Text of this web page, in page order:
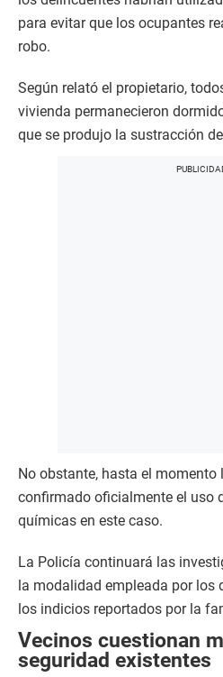
para evitar que los ocupantes
robo.
Según relató el propietario,
vivienda permanecieron
que se produjo la sustracción
No obstante, hasta el
confirmado oficialmente el uso
químicas en este caso.
La Policía continuará las
la modalidad empleada por los
los indicios reportados por la
Vecinos cuestionan
seguridad existentes